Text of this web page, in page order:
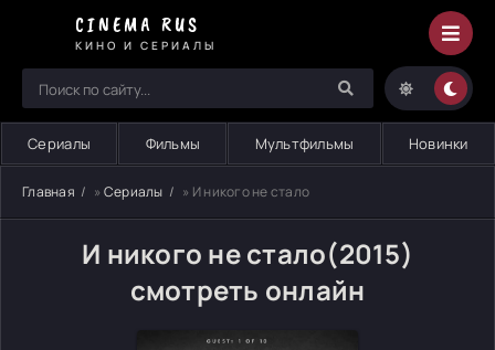
CINEMA RUS
КИНО И СЕРИАЛЫ
Сериалы Фильмы Мультфильмы Новинки
Главная » Сериалы » И никого не стало
И никого не стало(2015)
смотреть онлайн